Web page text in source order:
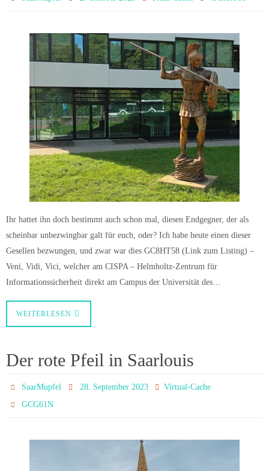
Ihr hattet ihn doch bestimmt auch schon mal, diesen Endgegner, der als
scheinbar unbezwingbar galt für euch, oder? Ich habe heute einen dieser
Gesellen bezwungen, und zwar war dies GC8HT58 (Link zum Listing) –
Veni, Vidi, Vici, welcher am CISPA – Helmholtz-Zentrum für
Informationssicherheit direkt am Campus der Universität des…
WEITERLESEN
Der rote Pfeil in Saarlouis
SaarMupfel 28. September 2023
Virtual-Cache
GCG61N